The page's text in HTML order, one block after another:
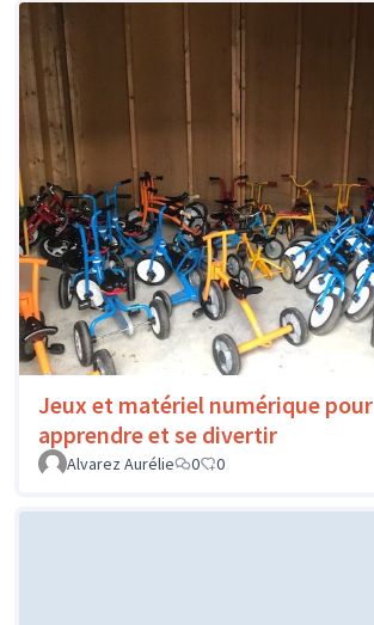
Jeux et matériel numérique pour
apprendre et se divertir
Alvarez Aurélie
0 0